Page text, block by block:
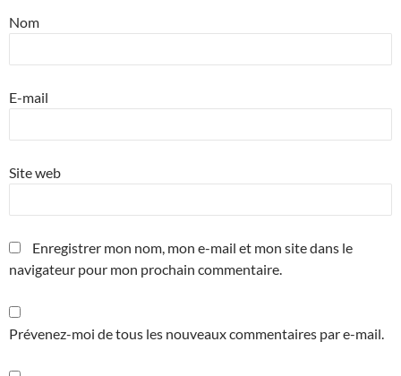
Nom
E-mail
Site web
Enregistrer mon nom, mon e-mail et mon site dans le
navigateur pour mon prochain commentaire.
Prévenez-moi de tous les nouveaux commentaires par e-mail.